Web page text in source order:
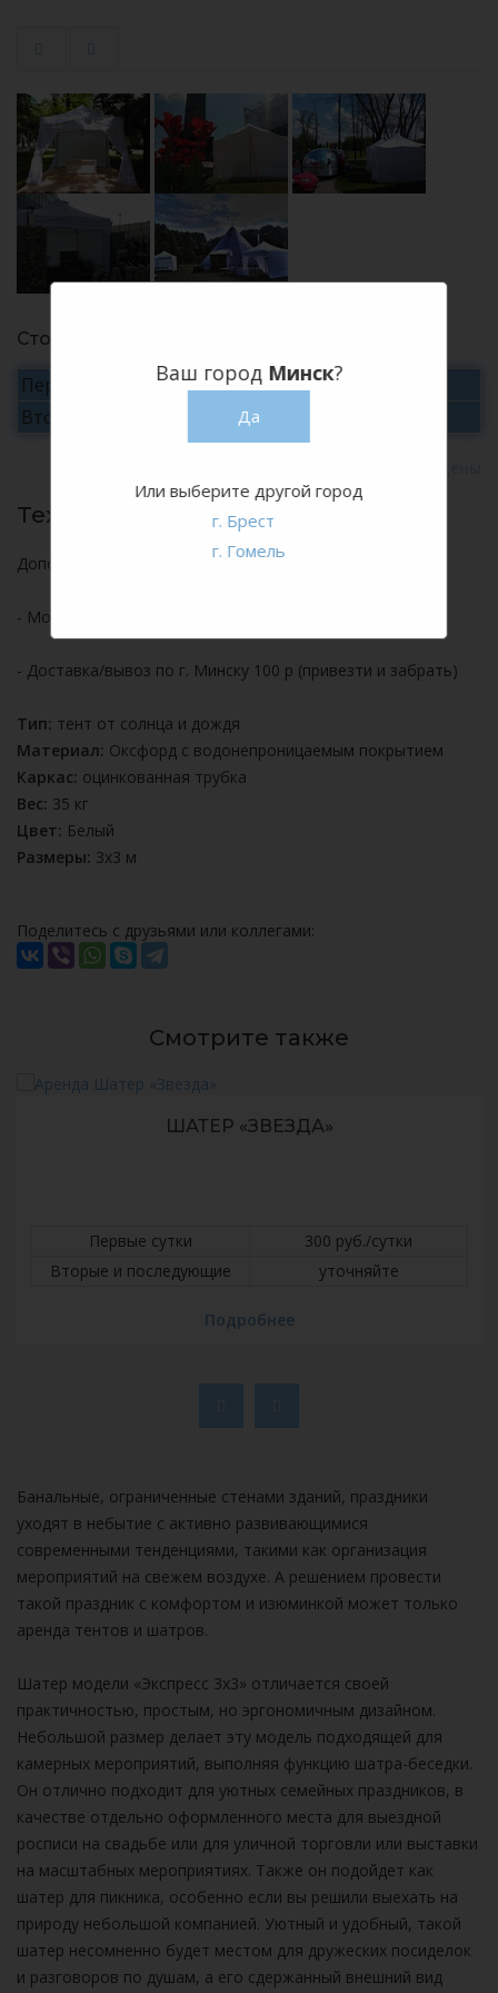
Стоимость аренды
Первые сутки
190 руб./сутки
Вторые и последующие
уточняйте
Технические характеристики:
Дополнительно оплачиваются:
- Монтаж/демонтаж 110 р
- Доставка/вывоз по г. Минску 100 р (привезти и забрать)
Тип: тент от солнца и дождя
Материал: Оксфорд с водонепроницаемым покрытием
Каркас: оцинкованная трубка
Вес: 35 кг
Цвет: Белый
Размеры: 3х3 м
Поделитесь с друзьями или коллегами:
Смотрите также
ШАТЕР «ЗВЕЗДА»
Первые сутки
300 руб./сутки
Вторые и последующие
уточняйте
Подробнее
Банальные, ограниченные стенами зданий, праздники
уходят в небытие с активно развивающимися
современными тенденциями, такими как организация
мероприятий на свежем воздухе. А решением провести
такой праздник с комфортом и изюминкой может только
аренда тентов и шатров.
Шатер модели «Экспресс 3х3» отличается своей
практичностью, простым, но эргономичным дизайном.
Небольшой размер делает эту модель подходящей для
камерных мероприятий, выполняя функцию шатра-беседки.
Он отлично подходит для уютных семейных праздников, в
качестве отдельно оформленного места для выездной
росписи на свадьбе или для уличной торговли или выставки
на масштабных мероприятиях. Также он подойдет как
шатер для пикника, особенно если вы решили выехать на
природу небольшой компанией. Уютный и удобный, такой
шатер несомненно будет местом для дружеских посиделок
и разговоров по душам, а его сдержанный внешний вид
Ваш город Минск?
Да
Или выберите другой город
г. Брест
г. Гомель